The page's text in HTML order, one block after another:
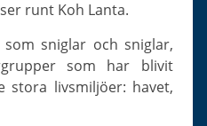
runt Koh Lanta.
som har blivit
stora livsmiljöer: havet,